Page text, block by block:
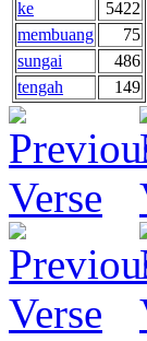
ke
5422
membuang
75
sungai
486
tengah
149